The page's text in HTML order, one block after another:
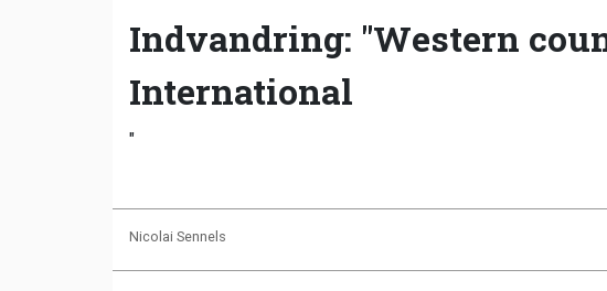
Indvandring: "Western
International
"
Nicolai Sennels